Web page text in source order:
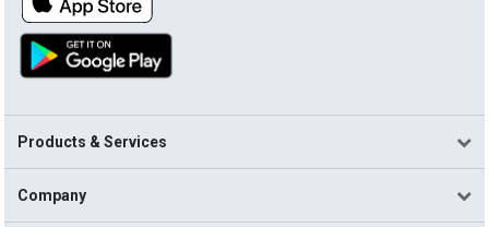
Products & Services
Company